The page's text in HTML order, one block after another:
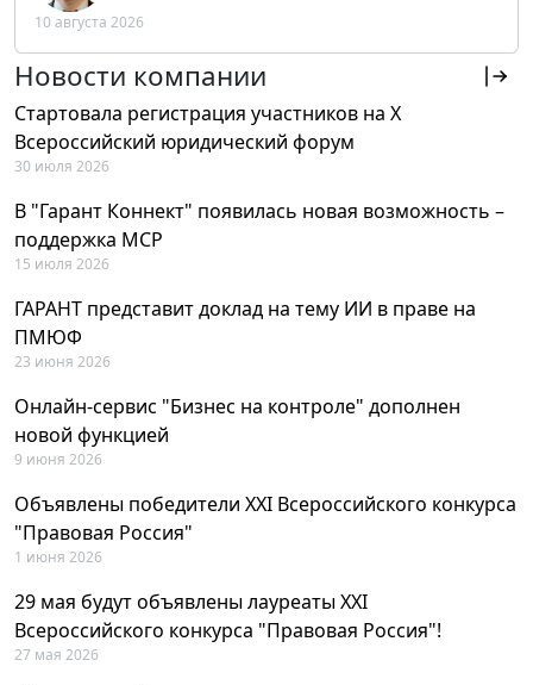
РФ
10 августа 2026
Новости компании
Стартовала регистрация участников на X
Всероссийский юридический форум
30 июля 2026
В "Гарант Коннект" появилась новая возможность –
поддержка MCP
15 июля 2026
ГАРАНТ представит доклад на тему ИИ в праве на
ПМЮФ
23 июня 2026
Онлайн-сервис "Бизнес на контроле" дополнен
новой функцией
9 июня 2026
Объявлены победители XXI Всероссийского конкурса
"Правовая Россия"
1 июня 2026
29 мая будут объявлены лауреаты XXI
Всероссийского конкурса "Правовая Россия"!
27 мая 2026